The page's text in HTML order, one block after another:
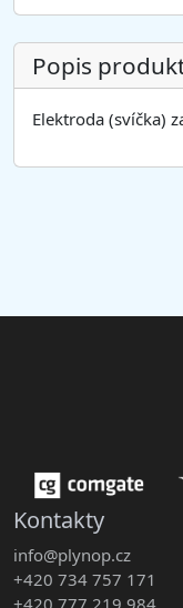
Popis
Elektroda (svíčka)
Kontakty
info@plynop.cz
+420 734 757 171
+420 777 219 984